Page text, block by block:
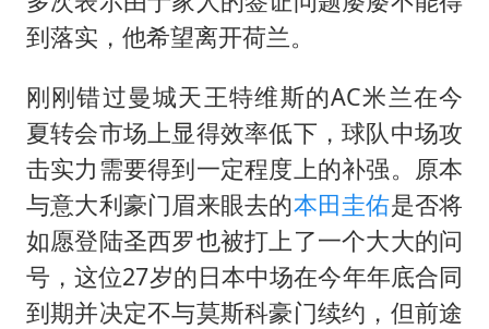
到落实，他希望离开荷兰。
刚刚错过曼城天王特维斯的AC米兰在今
夏转会市场上显得效率低下，球队中场攻
击实力需要得到一定程度上的补强。原本
与意大利豪门眉来眼去的本田圭佑是否将
如愿登陆圣西罗也被打上了一个大大的问
号，这位27岁的日本中场在今年年底合同
到期并决定不与莫斯科豪门续约，但前途